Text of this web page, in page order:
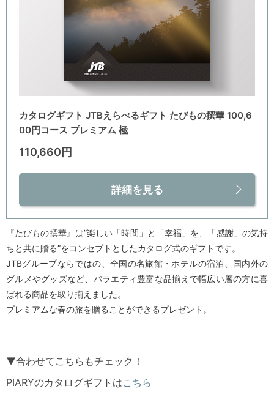
カタログギフト JTBえらべるギフト たびもの撰華 100,6
00円コース プレミアム 極
110,660円
詳細を見る
『たびもの撰華』は”楽しい「時間」と「幸福」を、「感謝」の気持
ちと共に贈る”をコンセプトとしたカタログ式のギフトです。
JTBグループならではの、全国の名旅館・ホテルの宿泊、国内外の
グルメやグッズなど、バラエティ豊富な品揃えで幅広い層の方に喜
ばれる商品を取り揃えました。
プレミアムな春の旅を贈ることができるプレゼント。
▼合わせてこちらもチェック！
PIARYのカタログギフトはこちら